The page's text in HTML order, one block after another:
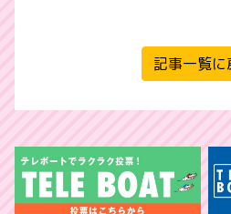
記事一覧に